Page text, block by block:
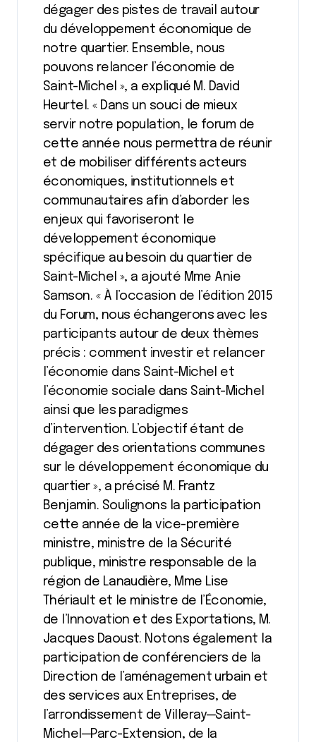
dégager des pistes de travail autour
du développement économique de
notre quartier. Ensemble, nous
pouvons relancer l’économie de
Saint-Michel », a expliqué M. David
Heurtel. « Dans un souci de mieux
servir notre population, le forum de
cette année nous permettra de réunir
et de mobiliser différents acteurs
économiques, institutionnels et
communautaires afin d’aborder les
enjeux qui favoriseront le
développement économique
spécifique au besoin du quartier de
Saint-Michel », a ajouté Mme Anie
Samson. « À l’occasion de l’édition 2015
du Forum, nous échangerons avec les
participants autour de deux thèmes
précis : comment investir et relancer
l’économie dans Saint-Michel et
l’économie sociale dans Saint-Michel
ainsi que les paradigmes
d’intervention. L’objectif étant de
dégager des orientations communes
sur le développement économique du
quartier », a précisé M. Frantz
Benjamin. Soulignons la participation
cette année de la vice-première
ministre, ministre de la Sécurité
publique, ministre responsable de la
région de Lanaudière, Mme Lise
Thériault et le ministre de l’Économie,
de l’Innovation et des Exportations, M.
Jacques Daoust. Notons également la
participation de conférenciers de la
Direction de l’aménagement urbain et
des services aux Entreprises, de
l’arrondissement de Villeray─Saint-
Michel─Parc-Extension, de la